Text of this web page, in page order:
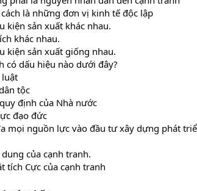
là những đơn vị kinh tế độc lập
kiện sản xuất khác nhau.
khác nhau.
kiện sản xuất giống nhau.
có dấu hiệu nào dưới đây?
luật
tộc
định của Nhà nước
đạo đức
mọi nguồn lực vào đầu tư xây dựng phát
của cạnh tranh.
tích Cực của cạnh tranh